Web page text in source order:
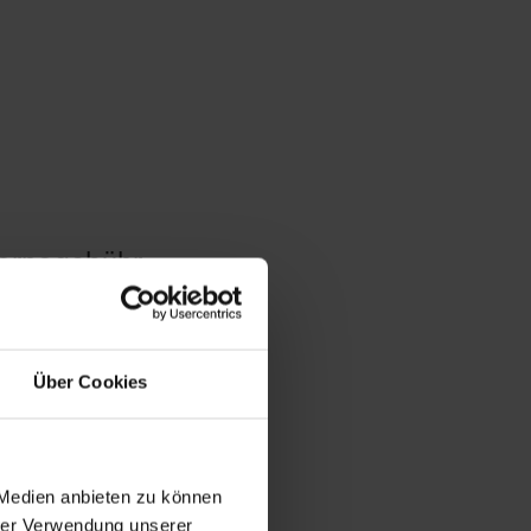
Über Cookies
anbieten zu können
Verwendung unserer